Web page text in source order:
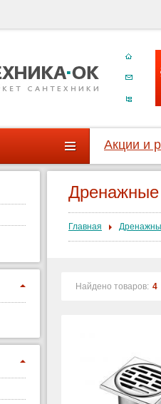
Акции и
Главная
Найдено товаров: 4